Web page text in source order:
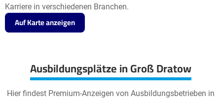
Karriere in verschiedenen Branchen.
Auf Karte anzeigen
Ausbildungsplätze in Groß Dratow
Hier findest Premium-Anzeigen von Ausbildungsbetrieben in